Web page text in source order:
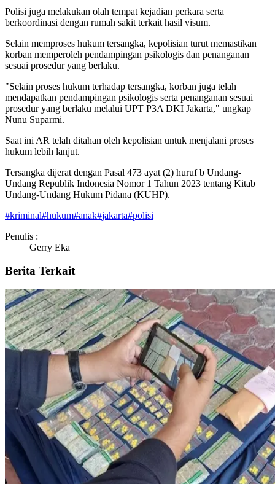
Polisi juga melakukan olah tempat kejadian perkara serta
berkoordinasi dengan rumah sakit terkait hasil visum.
Selain memproses hukum tersangka, kepolisian turut memastikan
korban memperoleh pendampingan psikologis dan penanganan
sesuai prosedur yang berlaku.
"Selain proses hukum terhadap tersangka, korban juga telah
mendapatkan pendampingan psikologis serta penanganan sesuai
prosedur yang berlaku melalui UPT P3A DKI Jakarta," ungkap
Nunu Suparmi.
Saat ini AR telah ditahan oleh kepolisian untuk menjalani proses
hukum lebih lanjut.
Tersangka dijerat dengan Pasal 473 ayat (2) huruf b Undang-
Undang Republik Indonesia Nomor 1 Tahun 2023 tentang Kitab
Undang-Undang Hukum Pidana (KUHP).
#kriminal#hukum#anak#jakarta#polisi
Penulis :
Gerry Eka
Berita Terkait